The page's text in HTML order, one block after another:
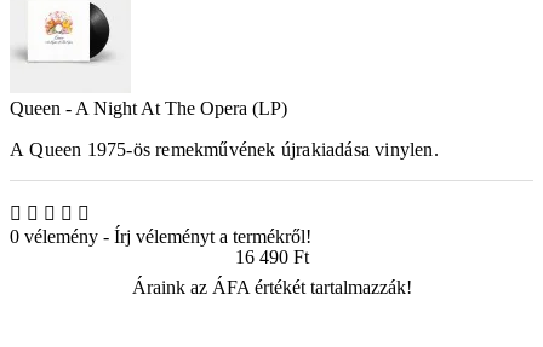
Queen - A Night At The Opera (LP)
AQueen 1975-ös remekművének újrakiadása vinylen.
0 vélemény - Írj véleményt a termékről!
16 490 Ft
Áraink az ÁFA értékét tartalmazzák!